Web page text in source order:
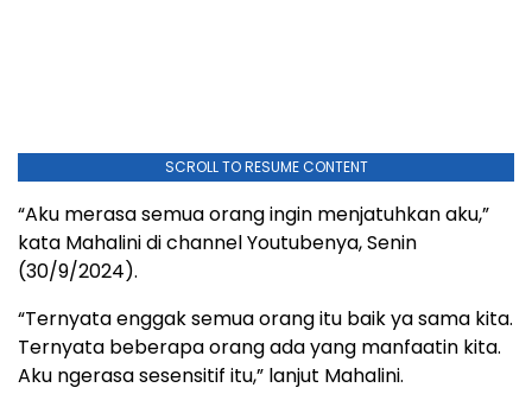
SCROLL TO RESUME CONTENT
“Aku merasa semua orang ingin menjatuhkan aku,”
kata Mahalini di channel Youtubenya, Senin
(30/9/2024).
“Ternyata enggak semua orang itu baik ya sama kita.
Ternyata beberapa orang ada yang manfaatin kita.
Aku ngerasa sesensitif itu,” lanjut Mahalini.